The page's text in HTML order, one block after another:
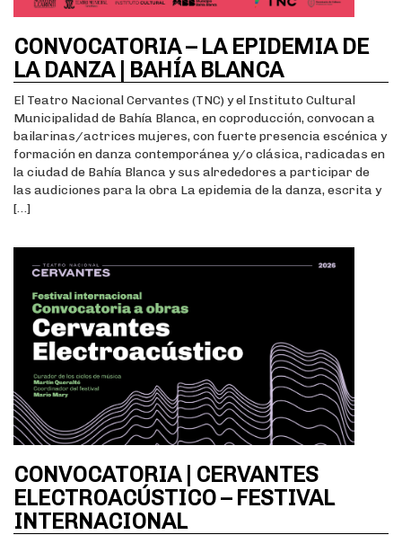
CONVOCATORIA – LA EPIDEMIA DE
LA DANZA | BAHÍA BLANCA
El Teatro Nacional Cervantes (TNC) y el Instituto Cultural
Municipalidad de Bahía Blanca, en coproducción, convocan a
bailarinas/actrices mujeres, con fuerte presencia escénica y
formación en danza contemporánea y/o clásica, radicadas en
la ciudad de Bahía Blanca y sus alrededores a participar de
las audiciones para la obra La epidemia de la danza, escrita y
[…]
CONVOCATORIA | CERVANTES
ELECTROACÚSTICO – FESTIVAL
INTERNACIONAL